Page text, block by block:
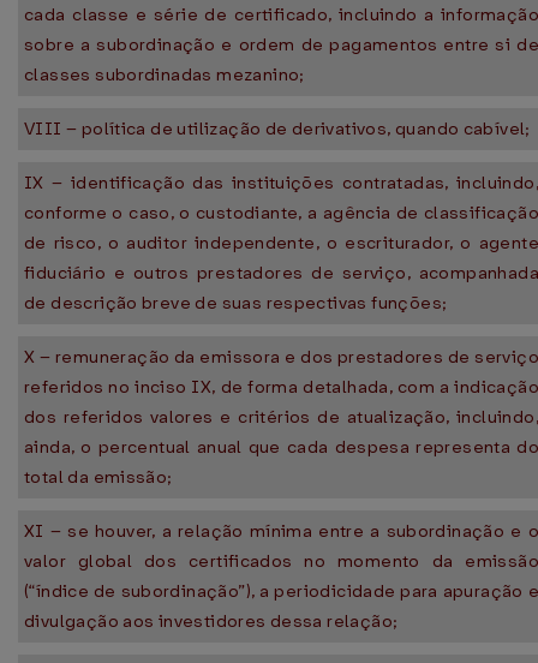
cada classe e série de certificado, incluindo a informação
sobre a subordinação e ordem de pagamentos entre si de
classes subordinadas mezanino;
VIII – política de utilização de derivativos, quando cabível;
IX – identificação das instituições contratadas, incluindo,
conforme o caso, o custodiante, a agência de classificação
de risco, o auditor independente, o escriturador, o agente
fiduciário e outros prestadores de serviço, acompanhada
de descrição breve de suas respectivas funções;
X – remuneração da emissora e dos prestadores de serviço
referidos no inciso IX, de forma detalhada, com a indicação
dos referidos valores e critérios de atualização, incluindo,
ainda, o percentual anual que cada despesa representa do
total da emissão;
XI – se houver, a relação mínima entre a subordinação e o
valor global dos certificados no momento da emissão
(“índice de subordinação”), a periodicidade para apuração e
divulgação aos investidores dessa relação;